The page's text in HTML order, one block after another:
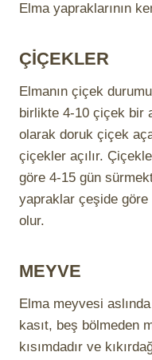
Elma yapraklarının
ÇİÇEKLER
Elmanın çiçek
birlikte 4-10 çiçek bir
olarak doruk çiçek
çiçekler açılır.
göre 4-15 gün
yapraklar çeşide
olur.
MEYVE
Elma meyvesi
kasıt, beş bölmeden
kısımdadır ve